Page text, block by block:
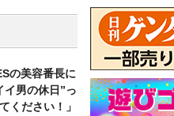
の美容番長に
イ男の休日”っ
ください！」